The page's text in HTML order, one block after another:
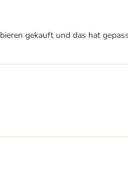
gekauft und das hat